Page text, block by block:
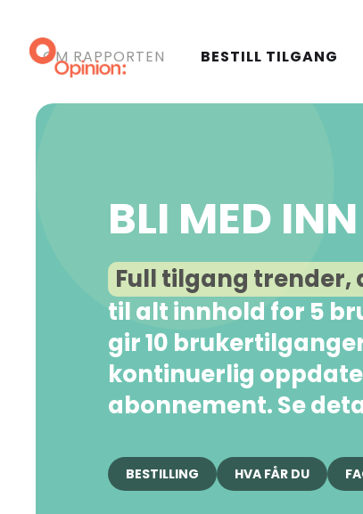
OM RAPPORTEN BESTILL TILGANG
BLI MED
Full tilgang trender,
til alt innhold for 5
gir 10
kontinuerlig
abonnement. Se
BESTILLING HVA FÅR DU